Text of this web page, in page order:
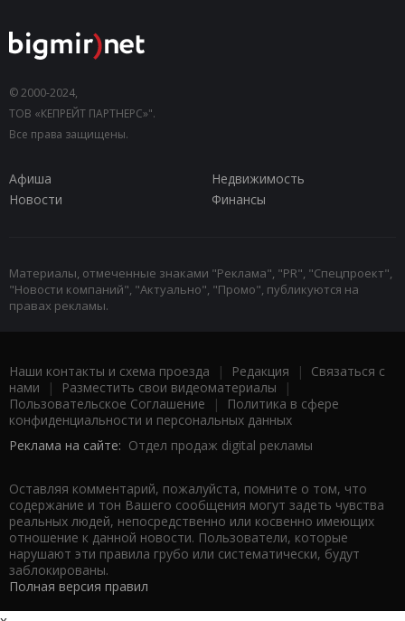
© 2000-2024,
ТОВ «КЕПРЕЙТ ПАРТНЕРС»".
Все права защищены.
Афиша
Недвижимость
Новости
Финансы
Материалы, отмеченные знаками "Реклама", "PR", "Спецпроект",
"Новости компаний", "Актуально", "Промо", публикуются на
правах рекламы.
Наши контакты и схема проезда | Редакция | Связаться с
нами | Разместить свои видеоматериалы |
Пользовательское Соглашение |
Политика в сфере
конфиденциальности и персональных данных
Реклама на сайте: Отдел продаж digital рекламы
Оставляя комментарий, пожалуйста, помните о том, что
содержание и тон Вашего сообщения могут задеть чувства
реальных людей, непосредственно или косвенно имеющих
отношение к данной новости. Пользователи, которые
нарушают эти правила грубо или систематически, будут
заблокированы.
Полная версия правил